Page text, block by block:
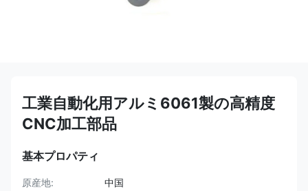
工業自動化用アルミ6061製の高精度
CNC加工部品
基本プロパティ
原産地:
中国